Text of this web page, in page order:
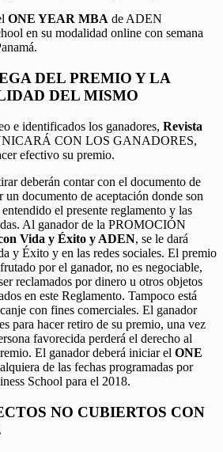
ONE YEAR MBA de ADEN
en su modalidad online con semana
DEL PREMIO Y LA
DEL MISMO
e identificados los ganadores, Revista
CON LOS GANADORES,
efectivo su premio.
deberán contar con el documento de
documento de aceptación donde son
el presente reglamento y las
Al ganador de la PROMOCIÓN
Vida y Éxito y ADEN, se le dará
y Éxito y en las redes sociales. El premio
por el ganador, no es negociable,
reclamados por dinero u otros objetos
en este Reglamento. Tampoco está
con fines comerciales. El ganador
para hacer retiro de su premio, una vez
favorecida perderá el derecho al
El ganador deberá iniciar el ONE
de las fechas programadas por
School para el 2018.
NO CUBIERTOS CON